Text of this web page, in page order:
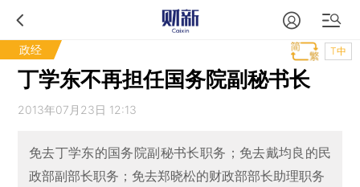
政经 T中
丁学东不再担任国务院副秘书长
2013年07月23日 12:13
免去丁学东的国务院副秘书长职务；免去戴均良的民
政部副部长职务；免去郑晓松的财政部部长助理职务